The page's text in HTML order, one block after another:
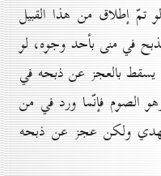
إطلاق من هذا القبيل
في منى بأحد وجوه، لو
يسقط بالعجز عن ذبحه في
الصوم فإنّما ورد في من
ولكن عجز عن ذبحه